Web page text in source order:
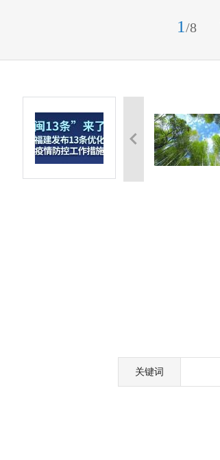
1 /8
关键词